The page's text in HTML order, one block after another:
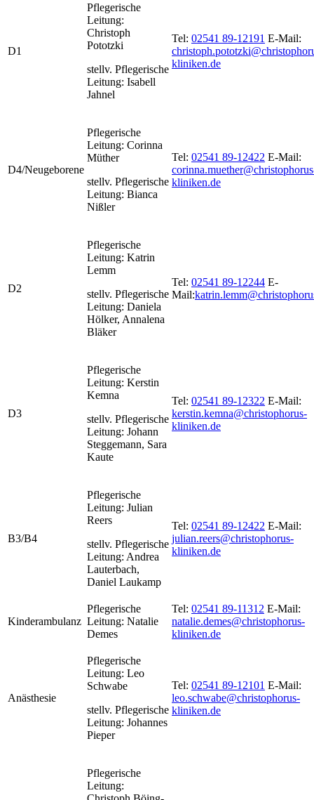
D1
Pflegerische
Leitung:
Christoph
Pototzki
stellv. Pflegerische
Leitung: Isabell
Jahnel
Tel: 02541 89-12191 E-Mail:
kliniken.de
D4/Neugeborene
Pflegerische
Leitung: Corinna
Müther
stellv. Pflegerische
Leitung: Bianca
Nißler
Tel: 02541 89-12422 E-Mail:
kliniken.de
D2
Pflegerische
Leitung: Katrin
Lemm
stellv. Pflegerische
Leitung: Daniela
Hölker, Annalena
Bläker
Tel: 02541 89-12244 E-
Mail:
D3
Pflegerische
Leitung: Kerstin
Kemna
stellv. Pflegerische
Leitung: Johann
Steggemann, Sara
Kaute
Tel: 02541 89-12322 E-Mail:
kerstin.kemna@christophorus-
kliniken.de
B3/B4
Pflegerische
Leitung: Julian
Reers
stellv. Pflegerische
Leitung: Andrea
Lauterbach,
Daniel Laukamp
Tel: 02541 89-12422 E-Mail:
julian.reers@christophorus-
kliniken.de
Kinderambulanz
Pflegerische
Leitung: Natalie
Demes
Tel: 02541 89-11312 E-Mail:
natalie.demes@christophorus-
kliniken.de
Anästhesie
Pflegerische
Leitung: Leo
Schwabe
stellv. Pflegerische
Leitung: Johannes
Pieper
Tel: 02541 89-12101 E-Mail:
leo.schwabe@christophorus-
kliniken.de
Pflegerische
Leitung: